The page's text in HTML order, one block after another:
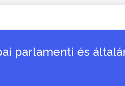
parlamenti és